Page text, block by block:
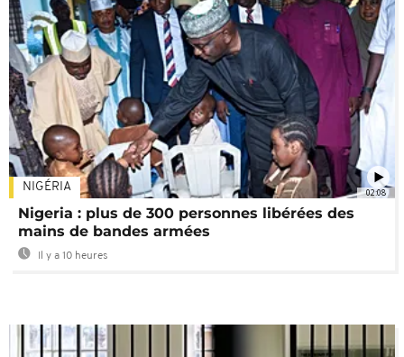
02:08
NIGÉRIA
Nigeria : plus de 300 personnes libérées des
mains de bandes armées
Il y a 10 heures